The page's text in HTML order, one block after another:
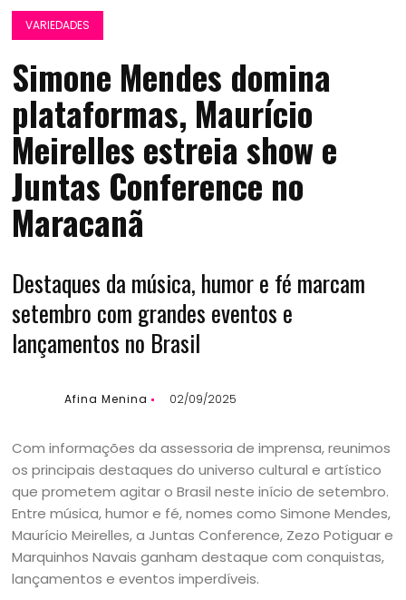
VARIEDADES
Simone Mendes domina
plataformas, Maurício
Meirelles estreia show e
Juntas Conference no
Maracanã
Destaques da música, humor e fé marcam
setembro com grandes eventos e
lançamentos no Brasil
Afina Menina 02/09/2025
Com informações da assessoria de imprensa, reunimos
os principais destaques do universo cultural e artístico
que prometem agitar o Brasil neste início de setembro.
Entre música, humor e fé, nomes como Simone Mendes,
Maurício Meirelles, a Juntas Conference, Zezo Potiguar e
Marquinhos Navais ganham destaque com conquistas,
lançamentos e eventos imperdíveis.